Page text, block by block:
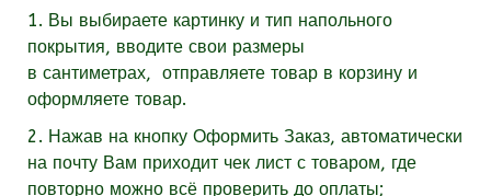
1. Вы выбираете картинку и тип напольного
покрытия, вводите свои размеры
в сантиметрах,
отправляете товар в корзину и
оформляете товар.
2. Нажав на кнопку Оформить Заказ, автоматически
на почту Вам приходит чек лист с товаром, где
повторно можно всё проверить до оплаты;